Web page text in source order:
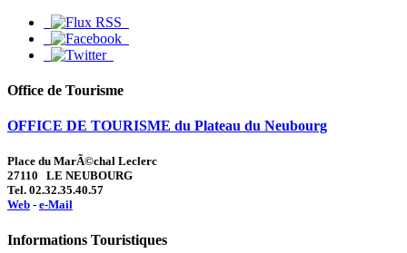
Office de Tourisme
OFFICE DE TOURISME du Plateau du Neubourg
Place du MarÃ©chal Leclerc
27110 LE NEUBOURG
Tel. 02.32.35.40.57
Web - e-Mail
Informations Touristiques